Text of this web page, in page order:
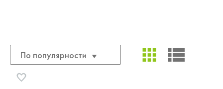
По популярности